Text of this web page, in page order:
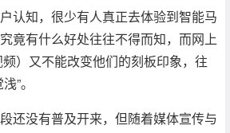
认知，很少有人真正去体验到智能马
竟有什么好处往往不得而知，而网上
）又不能改变他们的刻板印象，往
”。
还没有普及开来，但随着媒体宣传与